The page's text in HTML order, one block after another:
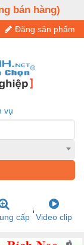
bán hàng)
Đăng sản phẩm
vụ
cấp Video clip